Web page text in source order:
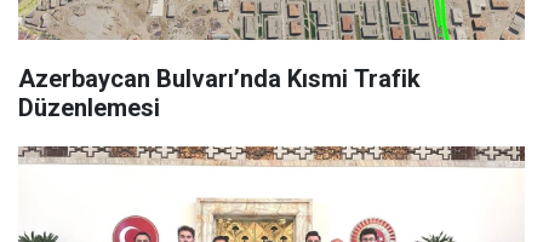
Azerbaycan Bulvarı’nda Kısmi Trafik
Düzenlemesi